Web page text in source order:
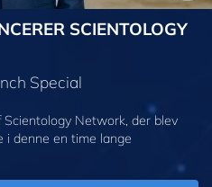
SCIENTOLOGY
Special
Network, der blev
i denne en time lange